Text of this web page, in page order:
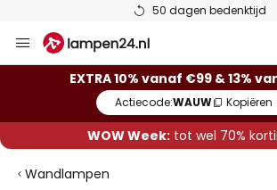
50 dagen bedenktijd
naar
EXTRA 10% vanaf €99 & 13%
Actiecode:WAUW Kopiëren
WOW Week:tot wel 70%
Wandlampen